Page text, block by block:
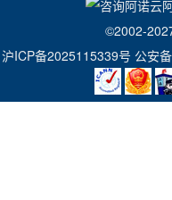
©2002-
沪ICP备2025115339号 公安